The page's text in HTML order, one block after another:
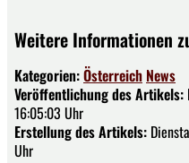
Weitere Informationen
Kategorien:Österreich News
Veröffentlichung des Artikels:
16:05:03 Uhr
Erstellung des Artikels:
Uhr